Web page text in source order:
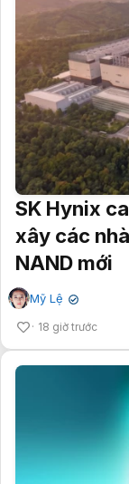
SK Hynix
xây các
NAND mới
Mỹ Lệ ✔
18 giờ trước